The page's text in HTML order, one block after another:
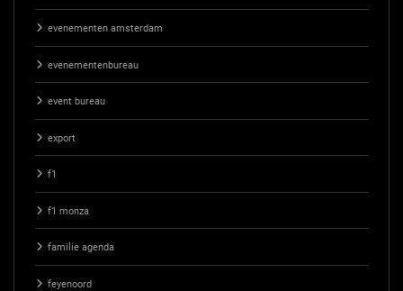
evenementen amsterdam
evenementenbureau
event bureau
export
f1
f1 monza
familie agenda
feyenoord